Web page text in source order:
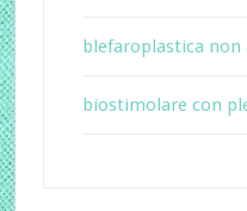
blefaroplastica
biostimolare con